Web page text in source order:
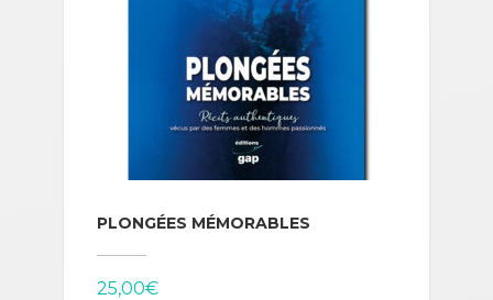
PLONGÉES MÉMORABLES
25,00€